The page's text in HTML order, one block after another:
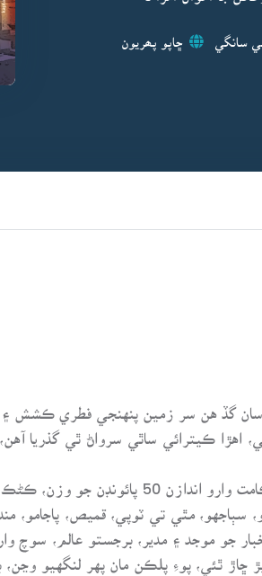
سانگي ڇاپو پھريون
گڏ هن سر زمين پنهنجي فطري ڪشش ۽
اهڙا ڪيترائي ساٿي سرواڻ ٿي گذريا
لتاڙيل طبقي جومنطقي مبلغ، لاثاني مقرر، وفادار وڪيل،
مٿي تي ٽوپي، قميص، پاجامو،
جو موجد ۽ مدير، برجستو عالم، سوچ
ٿئي، پوءِ پلڪن مان پهر لنگهيو